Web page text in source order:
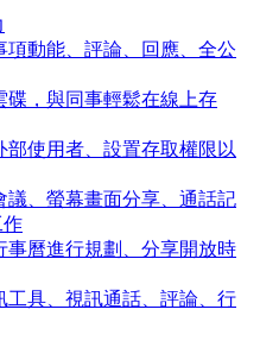
項動能、評論、回應、全公
碟，與同事輕鬆在線上存
使用者、設置存取權限以
議、螢幕畫面分享、通話記
作
事曆進行規劃、分享開放時
工具、視訊通話、評論、行